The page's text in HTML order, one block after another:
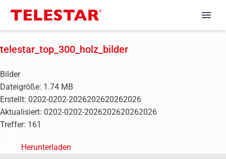
telestar_top_300_holz_bilder
Bilder
Dateigröße: 1.74 MB
Erstellt: 0202-0202-2026202620262026
Aktualisiert: 0202-0202-2026202620262026
Treffer: 161
Herunterladen